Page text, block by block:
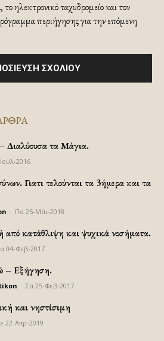
ηλεκτρονικό ταχυδρομείο και τον
περιήγησης για την επόμενη
Διαλύουσα τα Μάγια.
2016
Γιατι τελούνται τα 3ήμερα και τα
Πα 25-Μάι-2018
κατάθλιψη και ψυχικά νοσήματα.
04-Φεβ-2017
– Εξήγηση.
Σα 25-Φεβ-2017
και νηστίσιμη
22-Απρ-2019